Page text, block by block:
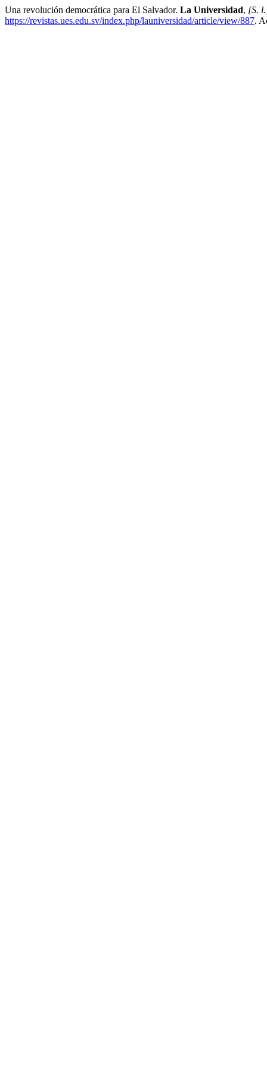
Una revolución democrática para El Salvador. La Universidad, [S.
https://revistas.ues.edu.sv/index.php/launiversidad/article/view/887.